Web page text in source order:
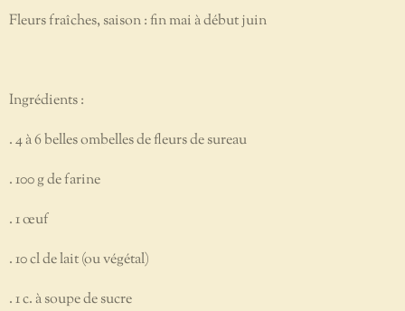
Fleurs fraîches, saison : fin mai à début juin
Ingrédients :
. 4 à 6 belles ombelles de fleurs de sureau
. 100 g de farine
. 1 œuf
. 10 cl de lait (ou végétal)
. 1 c. à soupe de sucre